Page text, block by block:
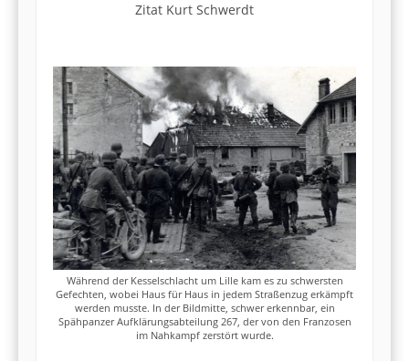
Zitat Kurt Schwerdt
Während der Kesselschlacht um Lille kam es zu schwersten
Gefechten, wobei Haus für Haus in jedem Straßenzug erkämpft
werden musste. In der Bildmitte, schwer erkennbar, ein
Spähpanzer Aufklärungsabteilung 267, der von den Franzosen
im Nahkampf zerstört wurde.